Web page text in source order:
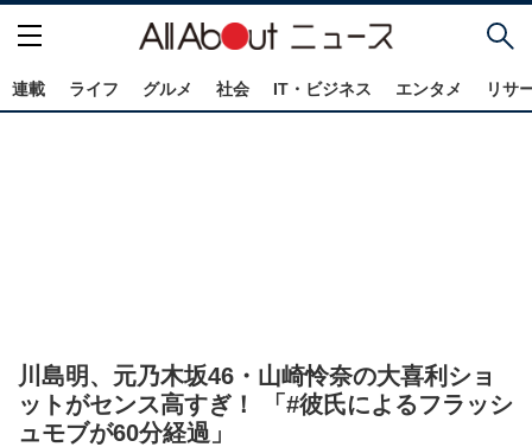
連載 ライフ グルメ 社会 IT・ビジネス エンタメ リサ
川島明、元乃木坂46・山崎怜奈の大喜利ショ
ットがセンス高すぎ！ 「#彼氏によるフラッシ
ュモブが60分経過」